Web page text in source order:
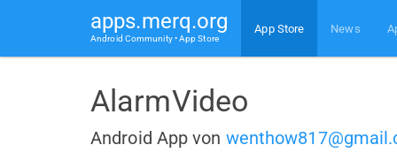
apps.merq.org
Android Community • App Store
App Store News
AlarmVideo
Android App von